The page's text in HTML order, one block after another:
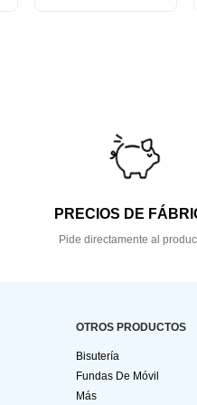
PRECIOS DE
Pide directamente al
OTROS PRODUCTOS
Bisutería
Fundas De Móvil
Más